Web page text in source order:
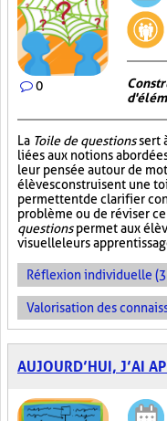
0
La Toile de questionssert
liées aux notions
leur pensée autour de
élèves construisent une
permettent de clarifier
problème ou de réviser
questionspermet aux
visuelle leurs
Réflexion individuelle
Valorisation des
AUJOURD’HUI, J’AI